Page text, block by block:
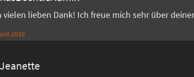
vielen lieben Dank! Ich freue mich sehr über
2016